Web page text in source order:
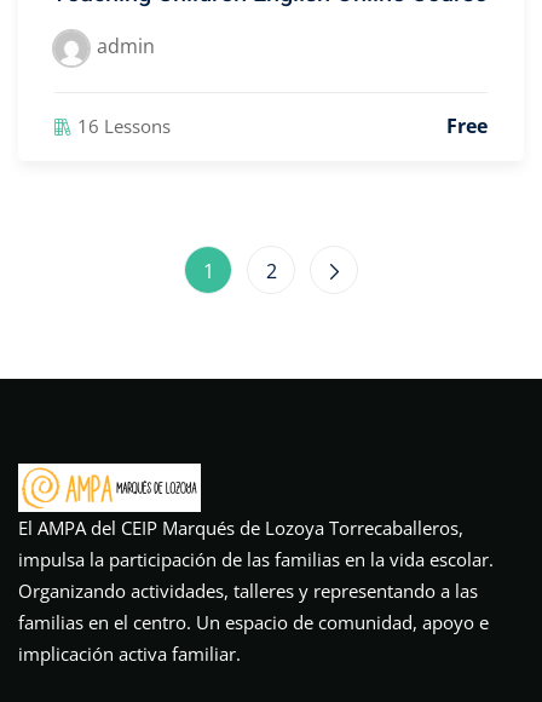
admin
16 Lessons Free
1 2
El AMPA del CEIP Marqués de Lozoya Torrecaballeros,
impulsa la participación de las familias en la vida escolar.
Organizando actividades, talleres y representando a las
familias en el centro. Un espacio de comunidad, apoyo e
implicación activa familiar.